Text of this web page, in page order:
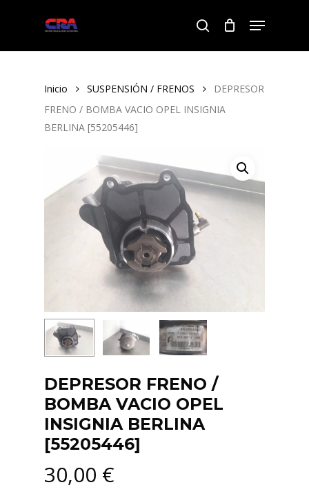
search
Menu
Inicio SUSPENSIÓN / FRENOS
DEPRESOR
FRENO / BOMBA VACIO OPEL INSIGNIA
BERLINA [55205446]
DEPRESOR FRENO /
BOMBA VACIO OPEL
INSIGNIA BERLINA
[55205446]
30,00 €